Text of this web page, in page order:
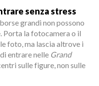
senza stress
grandi non possono
Porta la fotocamera o il
foto, ma lascia altrove i
entrare nelle Grand
sulle figure, non sulle